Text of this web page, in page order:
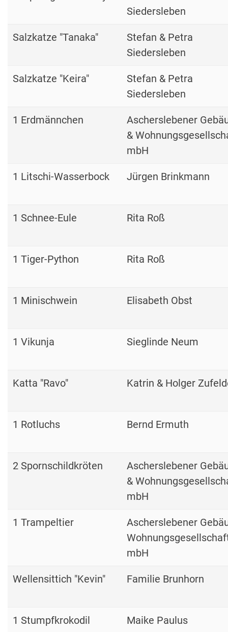
Siedersleben
Salzkatze "Tanaka"
Stefan & Petra
Siedersleben
Salzkatze "Keira"
Stefan & Petra
Siedersleben
1 Erdmännchen
Ascherslebener
&
mbH
1 Litschi-Wasserbock Jürgen Brinkmann
1 Schnee-Eule Rita Roß
1 Tiger-Python Rita Roß
1 Minischwein Elisabeth Obst
1 Vikunja Sieglinde Neum
Katta "Ravo" Katrin & Holger
1 Rotluchs Bernd Ermuth
2 Spornschildkröten
Ascherslebener
&
mbH
1 Trampeltier
Ascherslebener
mbH
Wellensittich "Kevin" Familie Brunhorn
1 Stumpfkrokodil Maike Paulus